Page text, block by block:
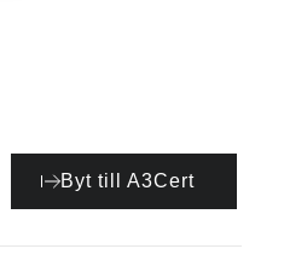
Byt till A3Cert